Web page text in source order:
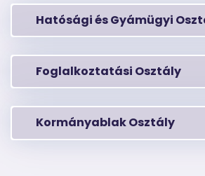
Hatósági és Gyámügyi
Foglalkoztatási Osztály
Kormányablak Osztály